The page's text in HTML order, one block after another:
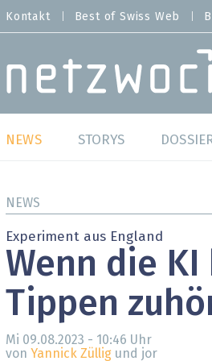
Kontakt Best of Swiss Web
MAIN NAVIGATION
NEWS
Studien
Meinungen
Hands-on
STORYS
Best
SAP
NEWS
Experiment aus England
Wenn die KI
Tippen
Mi 09.08.2023 - 10:46 Uhr
von Yannick Züllig und jor